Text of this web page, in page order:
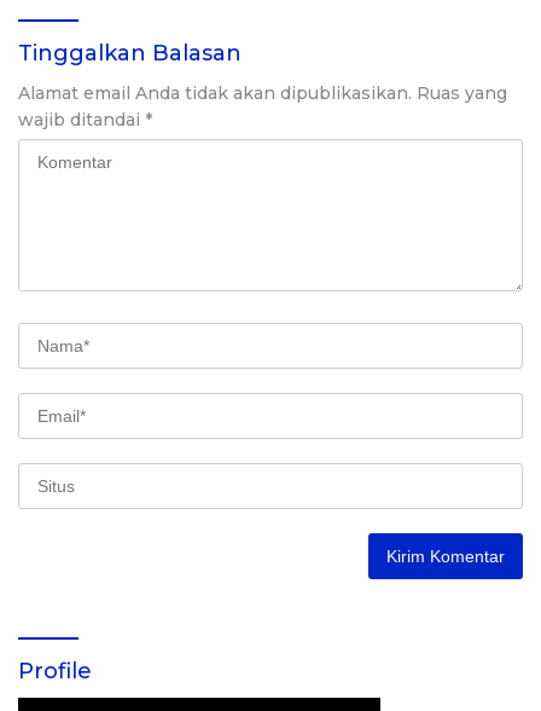
Tinggalkan Balasan
Alamat email Anda tidak akan dipublikasikan. Ruas yang
wajib ditandai *
Profile